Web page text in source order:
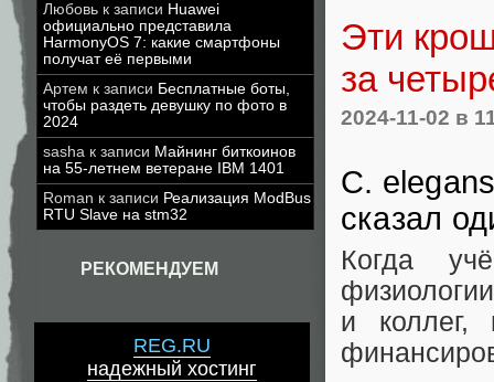
Любовь к записи Huawei
официально представила
HarmonyOS 7: какие смартфоны
получат её первыми
Артем к записи Бесплатные боты,
чтобы раздеть девушку по фото в
2024
sasha к записи Майнинг биткоинов
на 55-летнем ветеране IBM 1401
Roman к записи Реализация ModBus
RTU Slave на stm32
РЕКОМЕНДУЕМ
REG.RU
надежный хостинг
Эти
за
2024-11-02 в
C.
сказал
Когда
и коллег,